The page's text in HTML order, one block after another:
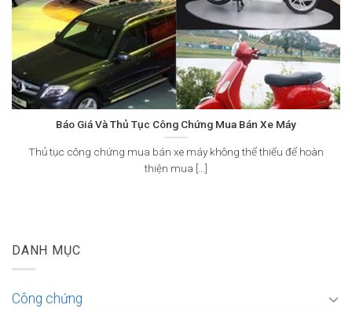
Báo Giá Và Thủ Tục Công Chứng Mua Bán Xe Máy
Thủ tục công chứng mua bán xe máy không thể thiếu để hoàn
thiện mua [...]
DANH MỤC
Công chứng